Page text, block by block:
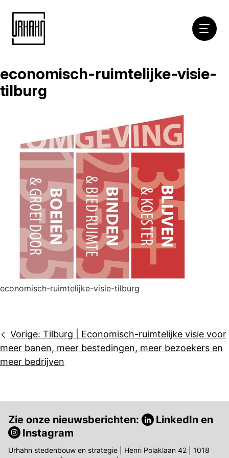
Naar
inhoud
economisch-ruimtelijke-visie-
tilburg
economisch-ruimtelijke-visie-tilburg
Bericht
navigatie
Vorige: Tilburg | Economisch-ruimtelijke visie voor
meer banen, meer bestedingen, meer bezoekers en
meer bedrijven
Zie onze nieuwsberichten: LinkedIn en
Instagram
Urhahn stedenbouw en strategie | Henri Polaklaan 42 | 1018